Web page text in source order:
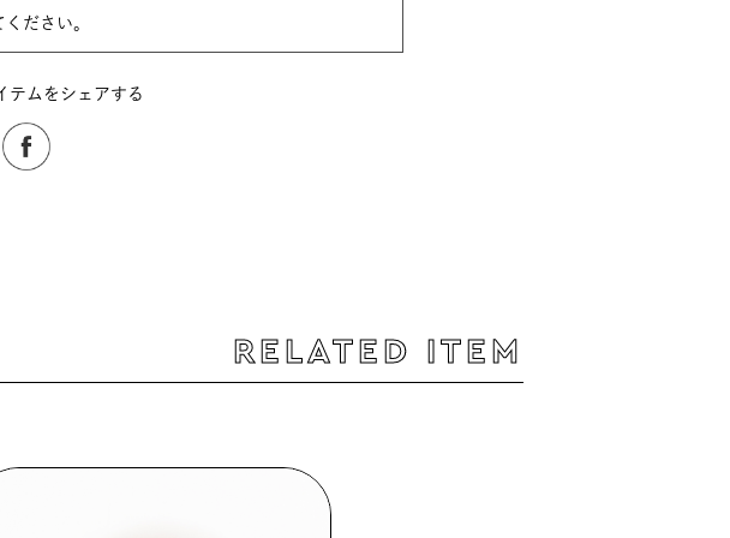
ださい。
テムをシェアする
RELATED ITEM